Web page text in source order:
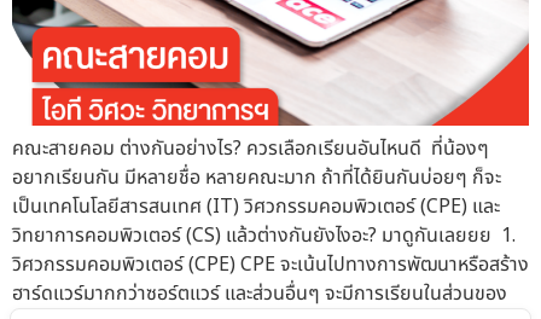
คณะสายคอม ต่างกันอย่างไร? ควรเลือกเรียนอันไหนดี ที่น้องๆ
อยากเรียนกัน มีหลายชื่อ หลายคณะมาก ถ้าที่ได้ยินกันบ่อยๆ ก็จะ
เป็นเทคโนโลยีสารสนเทศ (IT) วิศวกรรมคอมพิวเตอร์ (CPE) และ
วิทยาการคอมพิวเตอร์ (CS) แล้วต่างกันยังไงอะ? มาดูกันเลยยย 1.
วิศวกรรมคอมพิวเตอร์ (CPE) CPE จะเน้นไปทางการพัฒนาหรือสร้าง
ฮาร์ดแวร์มากกว่าซอร์ตแวร์ และส่วนอื่นๆ จะมีการเรียนในส่วนของ